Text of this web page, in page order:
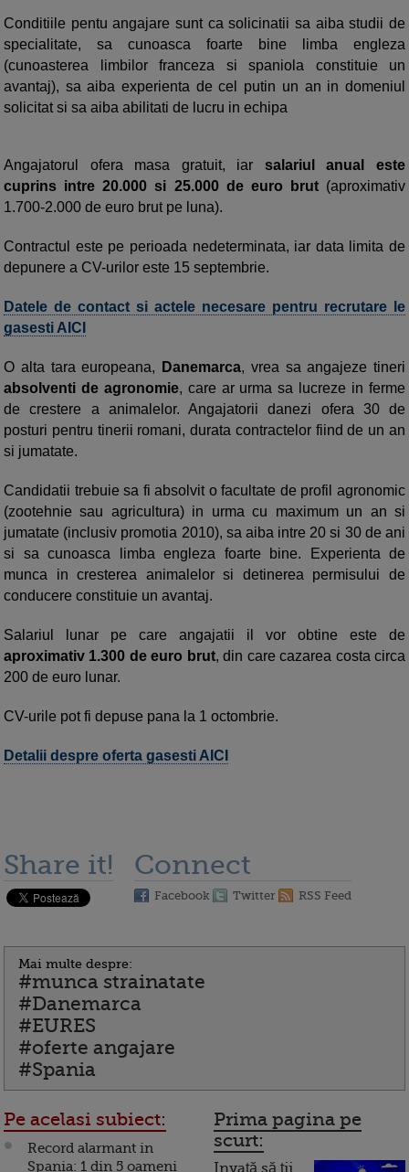
Conditiile pentu angajare sunt ca solicinatii sa aiba studii de
specialitate, sa cunoasca foarte bine limba engleza
(cunoasterea limbilor franceza si spaniola constituie un
avantaj), sa aiba experienta de cel putin un an in domeniul
solicitat si sa aiba abilitati de lucru in echipa
Angajatorul ofera masa gratuit, iar salariul anual este
cuprins intre 20.000 si 25.000 de euro brut(aproximativ
1.700-2.000 de euro brut pe luna).
Contractul este pe perioada nedeterminata, iar data limita de
depunere a CV-urilor este 15 septembrie.
Datele de contact si actele necesare pentru recrutare le
gasesti AICI
O alta tara europeana, Danemarca, vrea sa angajeze tineri
absolventi de agronomie, care ar urma sa lucreze in ferme
de crestere a animalelor. Angajatorii danezi ofera 30 de
posturi pentru tinerii romani, durata contractelor fiind de un an
si jumatate.
Candidatii trebuie sa fi absolvit o facultate de profil agronomic
(zootehnie sau agricultura) in urma cu maximum un an si
jumatate (inclusiv promotia 2010), sa aiba intre 20 si 30 de ani
si sa cunoasca limba engleza foarte bine. Experienta de
munca in cresterea animalelor si detinerea permisului de
conducere constituie un avantaj.
Salariul lunar pe care angajatii il vor obtine este de
aproximativ 1.300 de euro brut, din care cazarea costa circa
200 de euro lunar.
CV-urile pot fi depuse pana la 1 octombrie.
Detalii despre oferta gasesti AICI
Share it! Connect
Facebook Twitter RSS Feed
Mai multe despre:
#munca strainatate
#Danemarca
#EURES
#oferte angajare
#Spania
Pe acelasi subiect:
Record alarmant in
Spania: 1 din 5 oameni
Prima pagina pe
scurt:
Invață să ții